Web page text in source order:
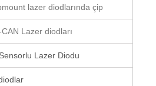
lazer diodlarında çip
Lazer diodları
Lazer Diodu